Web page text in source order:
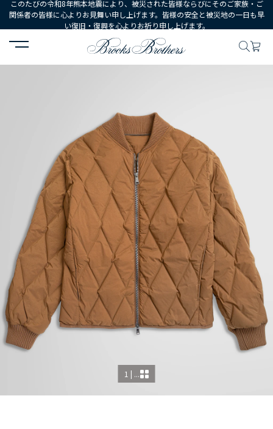
このたびの令和8年熊本地震により、被災された皆様ならびにそのご家族・ご
関係者の皆様に心よりお見舞い申し上げます。皆様の安全と被災地の一日も早
い復旧・復興を心よりお祈り申し上げます。
HOME ウェア アウターウェア ナイロン/ポリウレタン
1 | ...